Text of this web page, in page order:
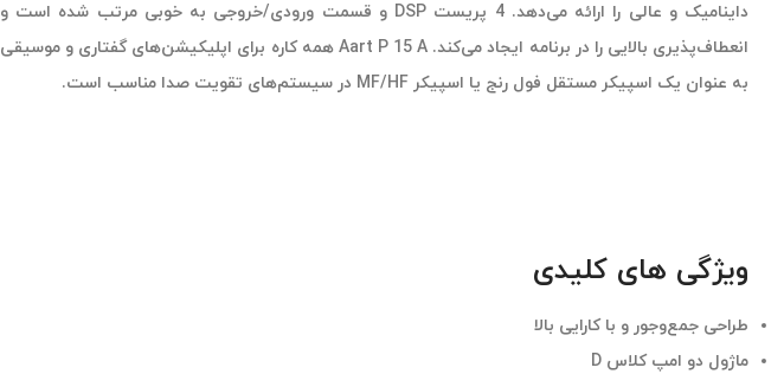
داینامیک و عالی را ارائه می‌دهد. 4 پریست DSP و قسمت ورودی/خروجی به خوبی مرتب شده است و
انعطاف‌پذیری بالایی را در برنامه ایجاد می‌کند. Aart P 15 A همه کاره برای اپلیکیشن‌های گفتاری و موسیقی
به عنوان یک اسپیکر مستقل فول رنج یا اسپیکر MF/HF در سیستم‌های تقویت صدا مناسب است.
ویژگی های کلیدی
طراحی جمع‌وجور و با کارایی بالا
ماژول دو امپ کلاس D